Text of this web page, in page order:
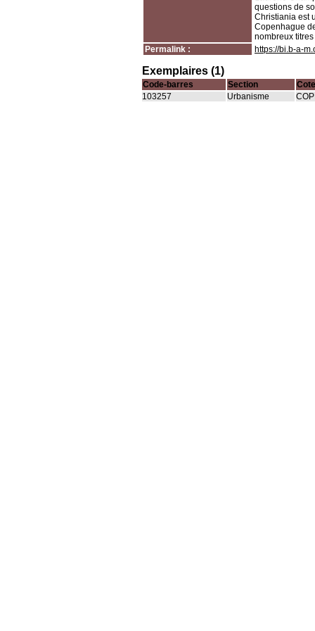
questions de
Christiania est
Copenhague
nombreux
Permalink :
https://bi.b-a-
Exemplaires (1)
Code-barres Section
Cote
103257
Urbanisme